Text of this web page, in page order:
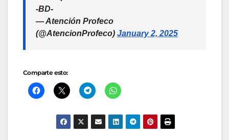
-BD-
— Atención Profeco
(@AtencionProfeco) January 2, 2025
Comparte esto: